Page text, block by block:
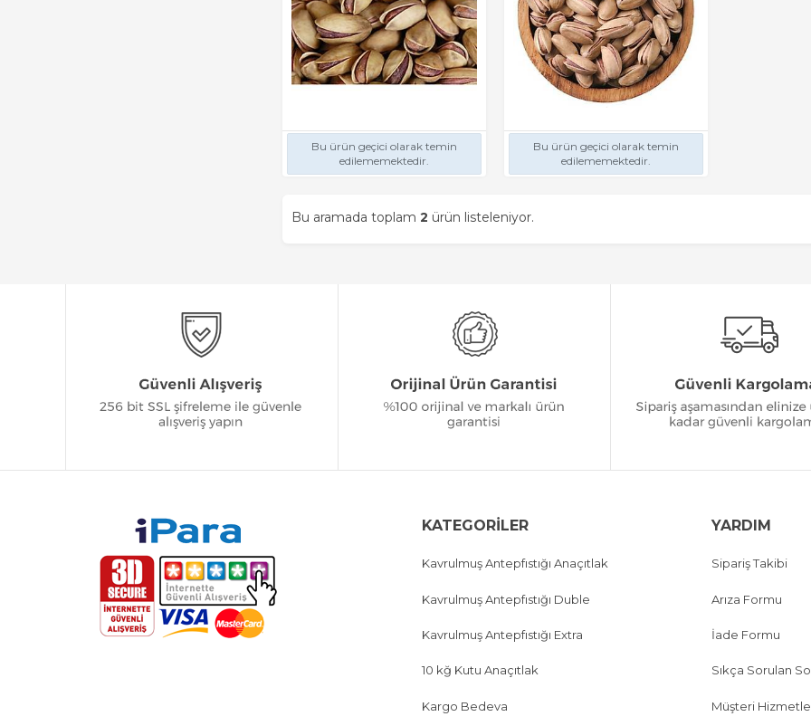
Bu ürün geçici olarak temin
edilememektedir.
Bu ürün geçici olarak temin
edilememektedir.
Bu aramada toplam 2 ürün listeleniyor.
KATEGORİLER
Kavrulmuş Antepfıstığı Anaçıtlak
Kavrulmuş Antepfıstığı Duble
Kavrulmuş Antepfıstığı Extra
10 kğ Kutu Anaçıtlak
Kargo Bedeva
YARDIM
Sipariş Takibi
Arıza Formu
İade Formu
Sıkça Sorulan
Müşteri